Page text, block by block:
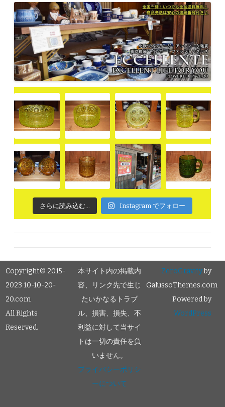
さらに読み込む... Instagram でフォロー
Copyright© 2015-
2023 10-10-20-
20.com
All Rights
Reserved.
本サイト内の掲載内
容、リンク先で生じ
たいかなるトラブ
ル、損害、損失、不
利益に対して当サイ
トは一切の責任を負
いません。
プライバシーポリシ
ーについて
ZeroGravityby
GalussoThemes.com
Powered by
WordPress